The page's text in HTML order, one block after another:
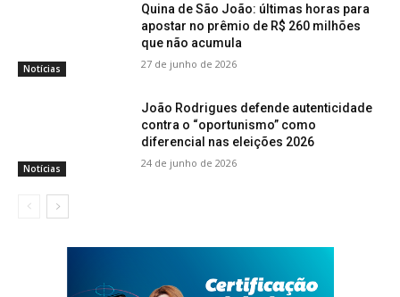
Notícias
Quina de São João: últimas horas para
apostar no prêmio de R$ 260 milhões
que não acumula
27 de junho de 2026
Notícias
João Rodrigues defende autenticidade
contra o “oportunismo” como
diferencial nas eleições 2026
24 de junho de 2026